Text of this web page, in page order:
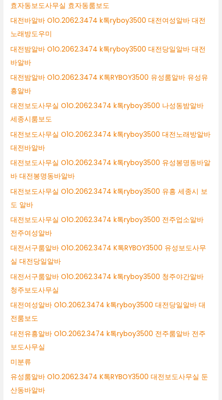
효자동보도사무실 효자동룸보도
대전바알바 O1O.2062.3474 k톡ryboy3500 대전여성알바 대전
노래방도우미
대전밤알바 O1O.2062.3474 k톡ryboy3500 대전당일알바 대전
바알바
대전밤알바 O1O.2062.3474 K톡RYBOY3500 유성룸알바 유성유
흥알바
대전보도사무실 O1O.2062.3474 k톡ryboy3500 나성동밤알바
세종시룸보도
대전보도사무실 O1O.2062.3474 k톡ryboy3500 대전노래방알바
대전바알바
대전보도사무실 O1O.2062.3474 k톡ryboy3500 유성봉명동바알
바 대전봉명동바알바
대전보도사무실 O1O.2062.3474 k톡ryboy3500 유흥 세종시 보
도 알바
대전보도사무실 O1O.2062.3474 k톡ryboy3500 전주업소알바
전주여성알바
대전서구룸알바 O1O.2062.3474 K톡RYBOY3500 유성보도사무
실 대전당일알바
대전서구룸알바 O1O.2062.3474 k톡ryboy3500 청주야간알바
청주보도사무실
대전여성알바 O1O.2062.3474 k톡ryboy3500 대전당일알바 대
전룸보도
대전유흥알바 O1O.2062.3474 k톡ryboy3500 전주룸알바 전주
보도사무실
미분류
유성룸알바 O1O.2062.3474 K톡RYBOY3500 대전보도사무실 둔
산동바알바